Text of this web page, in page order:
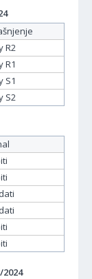
R2
R1
S1
S2